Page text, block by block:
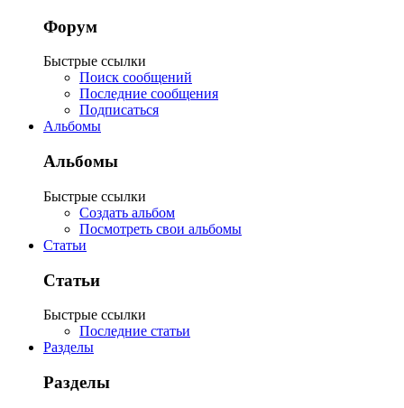
Форум
Быстрые ссылки
Поиск сообщений
Последние сообщения
Подписаться
Альбомы
Альбомы
Быстрые ссылки
Создать альбом
Посмотреть свои альбомы
Статьи
Статьи
Быстрые ссылки
Последние статьи
Разделы
Разделы